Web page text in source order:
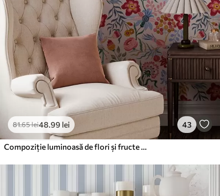
81.65lei48.99 lei 43
Compoziție luminoasă de flori și fructe de pădure cu papagali